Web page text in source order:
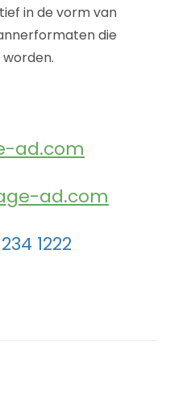
in de vorm van
die
ad.com
ad.com
1222